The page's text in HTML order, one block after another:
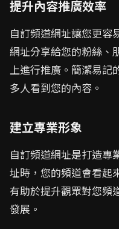
提升內容推廣效率
自訂頻道網址讓您更容
網址分享給您的粉絲、
上進行推廣。簡潔易記
多人看到您的內容。
建立專業形象
自訂頻道網址是打造專
址時，您的頻道會看起
有助於提升觀眾對您頻
發展。